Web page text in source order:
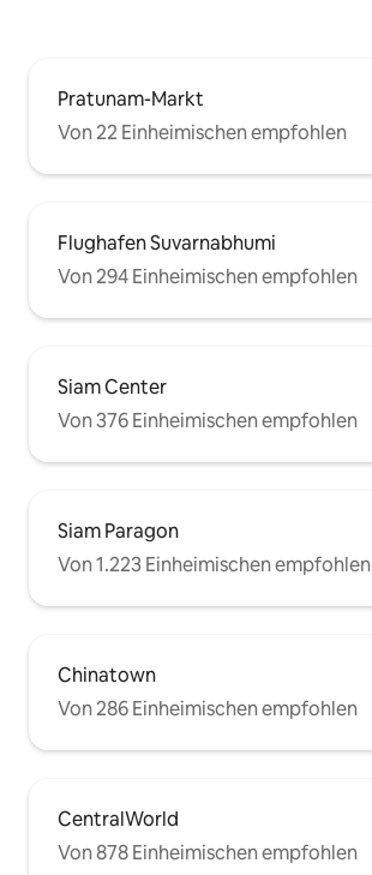
Pratunam-Markt
Von 22 Einheimischen empfohlen
Flughafen Suvarnabhumi
Von 294 Einheimischen empfohlen
Siam Center
Von 376 Einheimischen empfohlen
Siam Paragon
Von 1.223 Einheimischen empfohlen
Chinatown
Von 286 Einheimischen empfohlen
CentralWorld
Von 878 Einheimischen empfohlen